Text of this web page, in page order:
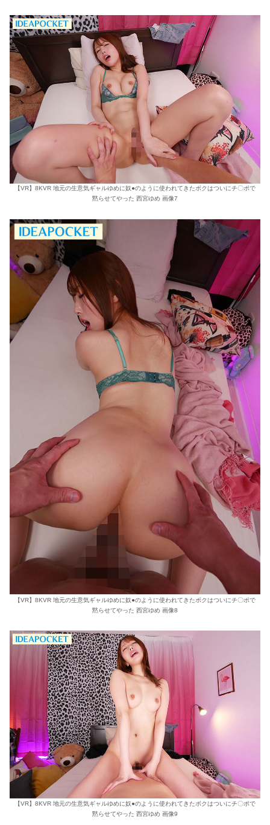
【VR】8KVR 地元の生意気ギャルゆめに奴●のように使われてきたボクはついにチ〇ポで
黙らせてやった 西宮ゆめ 画像7
【VR】8KVR 地元の生意気ギャルゆめに奴●のように使われてきたボクはついにチ〇ポで
黙らせてやった 西宮ゆめ 画像8
【VR】8KVR 地元の生意気ギャルゆめに奴●のように使われてきたボクはついにチ〇ポで
黙らせてやった 西宮ゆめ 画像9